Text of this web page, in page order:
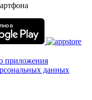
приложения
данных